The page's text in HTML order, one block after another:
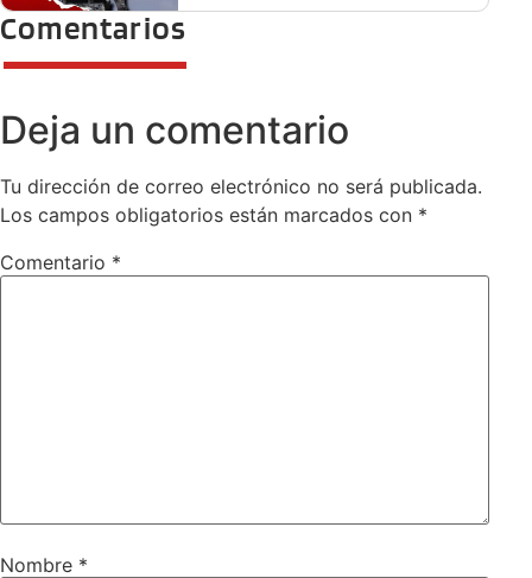
Comentarios
Deja un comentario
Tu dirección de correo electrónico no será publicada.
Los campos obligatorios están marcados con *
Comentario *
Nombre *